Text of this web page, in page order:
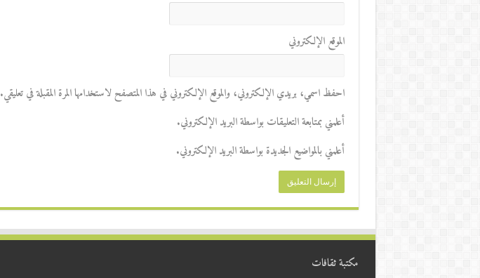
الموقع الإلكتروني
احفظ اسمي، بريدي الإلكتروني، والموقع الإلكتروني في هذا المتصفح لاستخدامها المرة المقبلة في تعليقي.
أعلمني بمتابعة التعليقات بواسطة البريد الإلكتروني.
أعلمني بالمواضيع الجديدة بواسطة البريد الإلكتروني.
مكتبة ثقافات